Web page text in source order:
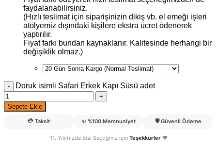
faydalanabilirsiniz.
(Hızlı teslimat için siparişinizin dikiş vb. el emeği işleri
atölyemiz dışındaki kişilere ekstra ücret ödenerek
yaptırılır.
Fiyat farkı bundan kaynaklanır. Kalitesinde herhangi bir
değişiklik olmaz.)
Doruk isimli Safari Erkek Kapı Süsü adet
Sepete Ekle
💳 Taksit ✨ %100 Memnuniyet 🛡️ Güvenli Ödeme
11. Yılımızda Bizi Seçtiğiniz İçin Teşekkürler❤️